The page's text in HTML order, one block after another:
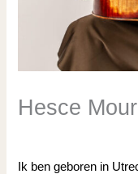
Hesce
Ik ben geboren in